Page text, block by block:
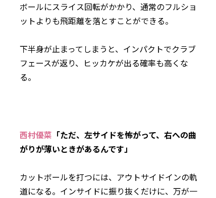
ボールにスライス回転がかかり、通常のフルショ
ットよりも飛距離を落とすことができる。
下半身が止まってしまうと、インパクトでクラブ
フェースが返り、ヒッカケが出る確率も高くな
る。
西村優菜 「ただ、左サイドを怖がって、右への曲
がりが薄いときがあるんです」
カットボールを打つには、アウトサイドインの軌
道になる。インサイドに振り抜くだけに、万が一